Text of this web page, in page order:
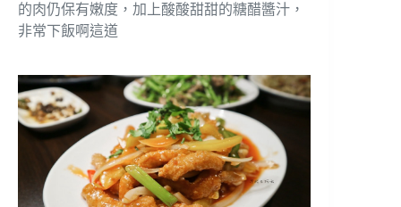
的肉仍保有嫩度，加上酸酸甜甜的糖醋醬汁，
非常下飯啊這道